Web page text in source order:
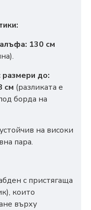
130 см
до:
см (разликата е
борда на
на високи
пара.
с пристягаща
които
върху